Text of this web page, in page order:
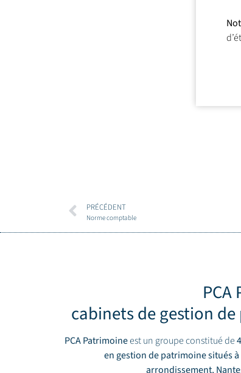
PRÉCÉDENT
Norme comptable
cabinets de gestion
PCA Patrimoineest un groupe constitué de
en gestion de patrimoine situés à
arrondissement,